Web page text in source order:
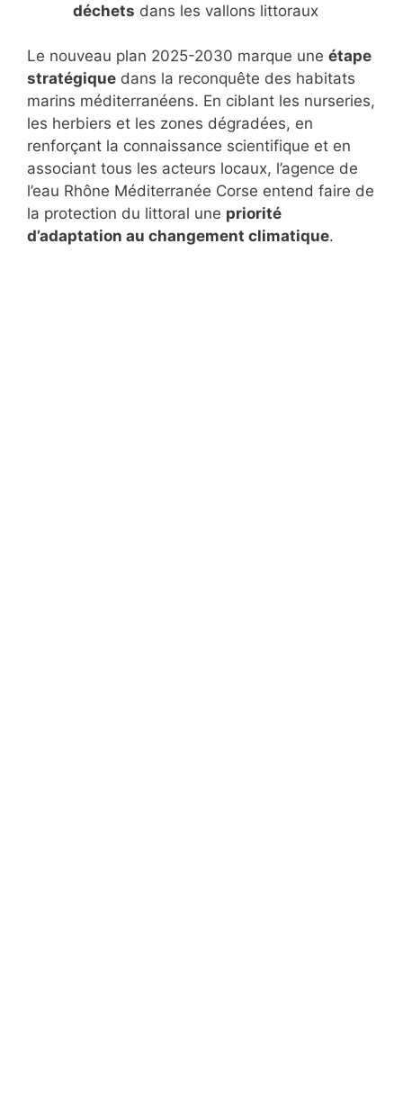
déchets dans les vallons littoraux
Le nouveau plan 2025-2030 marque une étape
stratégique dans la reconquête des habitats
marins méditerranéens. En ciblant les nurseries,
les herbiers et les zones dégradées, en
renforçant la connaissance scientifique et en
associant tous les acteurs locaux, l’agence de
l’eau Rhône Méditerranée Corse entend faire de
la protection du littoral une priorité
d’adaptation au changement climatique.